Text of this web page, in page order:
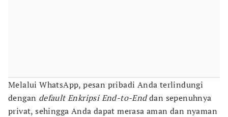
Melalui WhatsApp, pesan pribadi Anda terlindungi
dengan default Enkripsi End-to-Enddan sepenuhnya
privat, sehingga Anda dapat merasa aman dan nyaman